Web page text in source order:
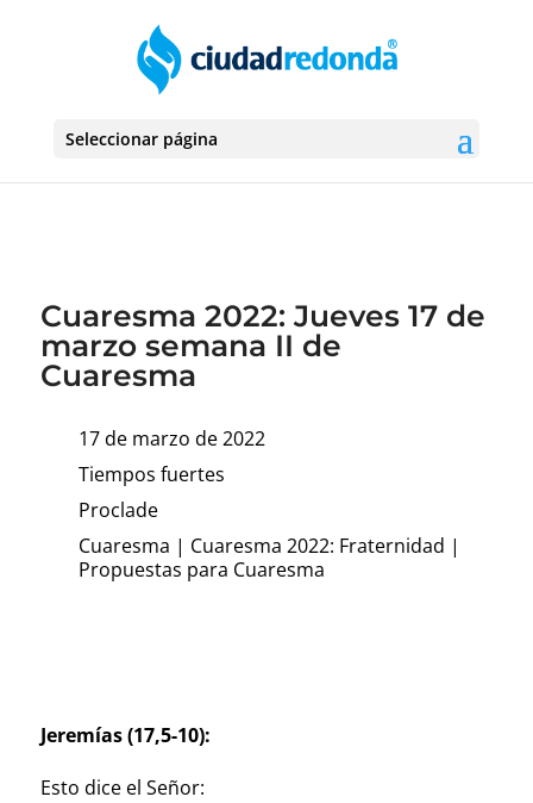
Seleccionar página
Cuaresma 2022: Jueves 17 de
marzo semana II de
Cuaresma
17 de marzo de 2022
Tiempos fuertes
Proclade
Cuaresma | Cuaresma 2022: Fraternidad |
Propuestas para Cuaresma
Jeremías (17,5-10):
Esto dice el Señor: